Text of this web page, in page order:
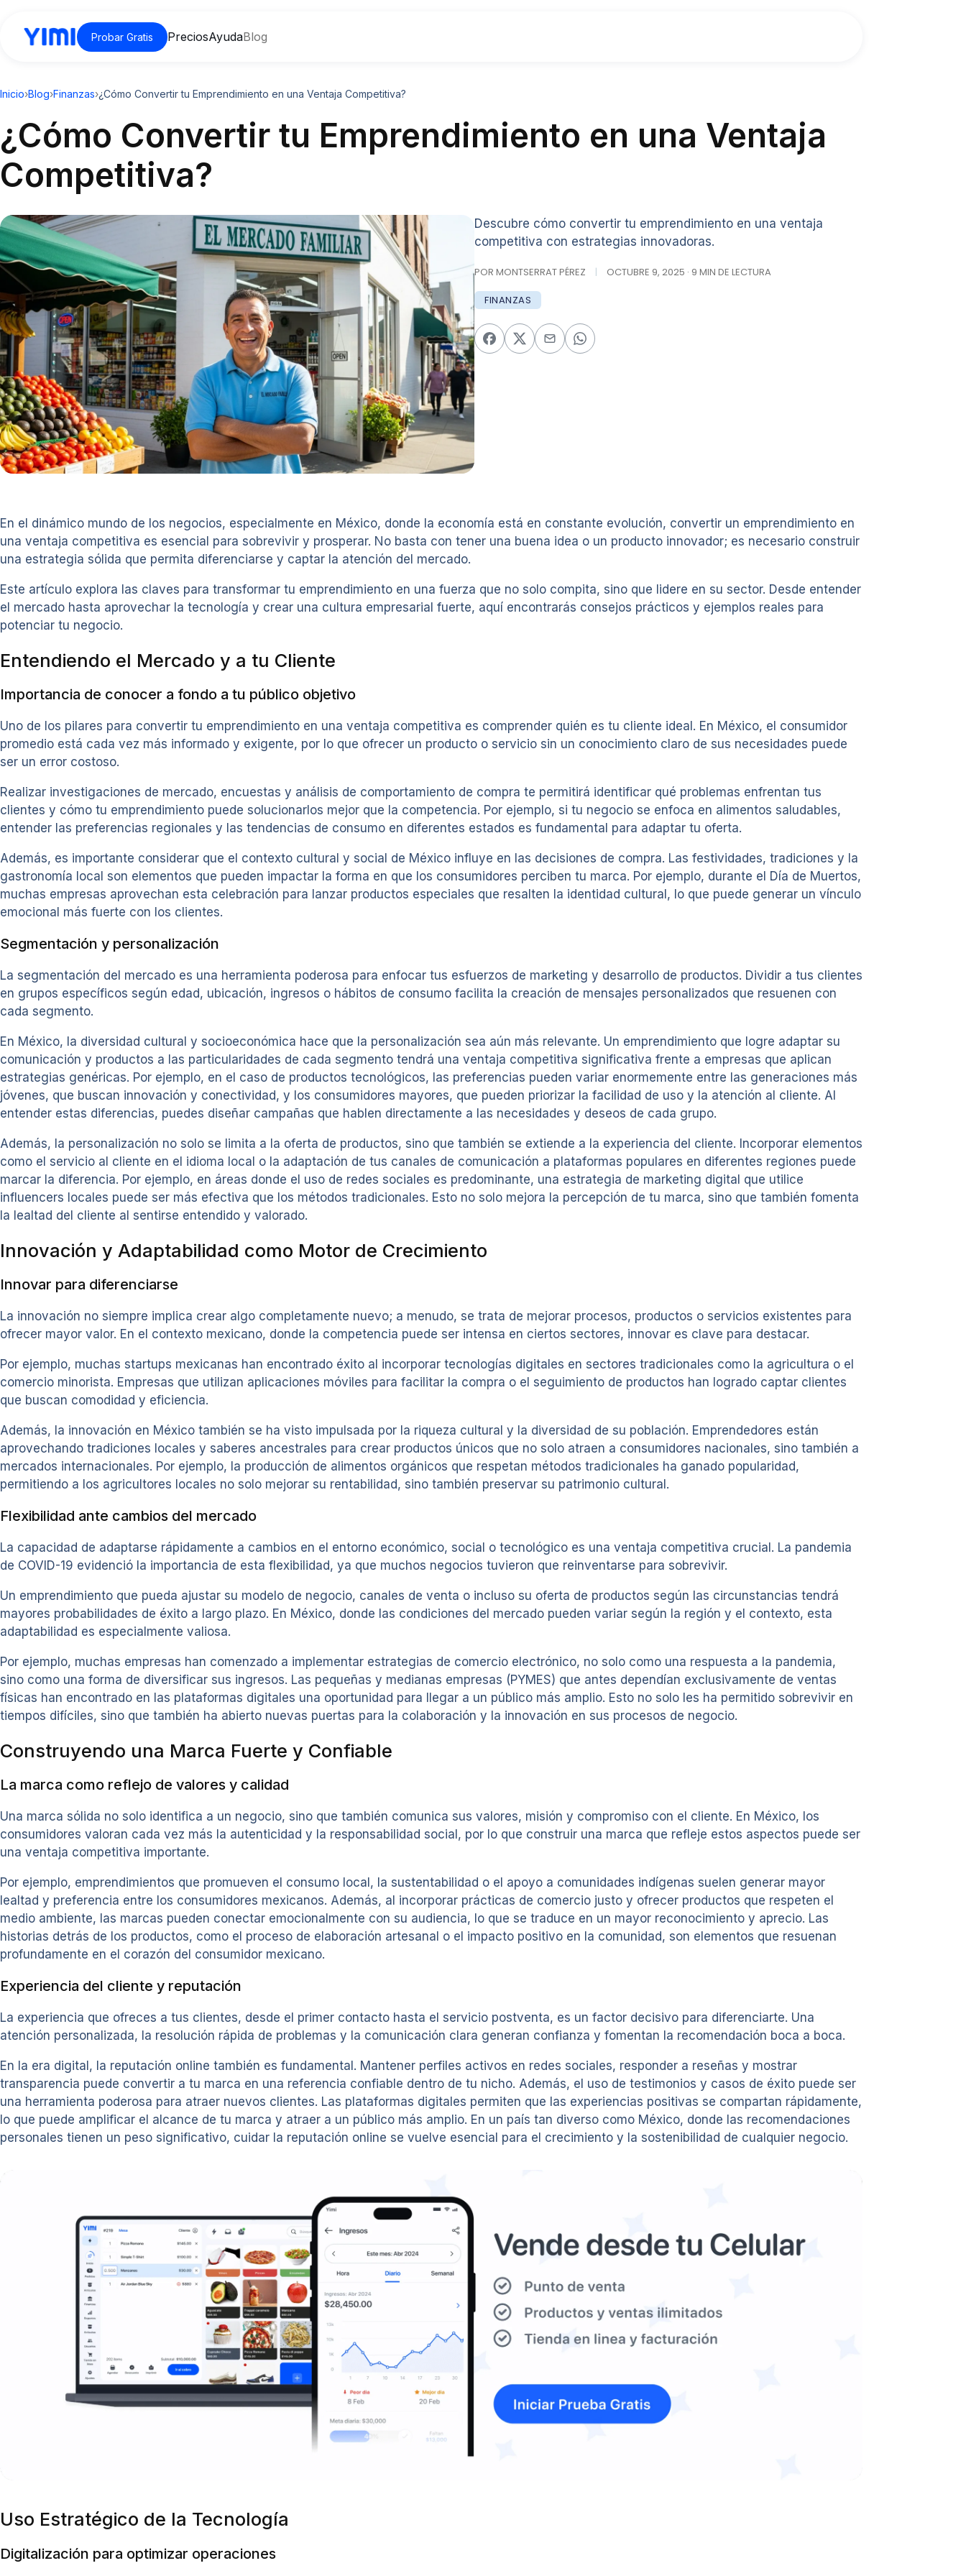
Probar Gratis PreciosAyudaBlog
Inicio›Blog›Finanzas›¿Cómo Convertir tu Emprendimiento en una Ventaja Competitiva?
¿Cómo Convertir tu Emprendimiento en una Ventaja
Competitiva?
Descubre cómo convertir tu emprendimiento en una ventaja
competitiva con estrategias innovadoras.
POR MONTSERRAT PÉREZ | OCTUBRE 9, 2025 · 9 MIN DE LECTURA
FINANZAS
En el dinámico mundo de los negocios, especialmente en México, donde la economía está en constante evolución, convertir un emprendimiento en
una ventaja competitiva es esencial para sobrevivir y prosperar. No basta con tener una buena idea o un producto innovador; es necesario construir
una estrategia sólida que permita diferenciarse y captar la atención del mercado.
Este artículo explora las claves para transformar tu emprendimiento en una fuerza que no solo compita, sino que lidere en su sector. Desde entender
el mercado hasta aprovechar la tecnología y crear una cultura empresarial fuerte, aquí encontrarás consejos prácticos y ejemplos reales para
potenciar tu negocio.
Entendiendo el Mercado y a tu Cliente
Importancia de conocer a fondo a tu público objetivo
Uno de los pilares para convertir tu emprendimiento en una ventaja competitiva es comprender quién es tu cliente ideal. En México, el consumidor
promedio está cada vez más informado y exigente, por lo que ofrecer un producto o servicio sin un conocimiento claro de sus necesidades puede
ser un error costoso.
Realizar investigaciones de mercado, encuestas y análisis de comportamiento de compra te permitirá identificar qué problemas enfrentan tus
clientes y cómo tu emprendimiento puede solucionarlos mejor que la competencia. Por ejemplo, si tu negocio se enfoca en alimentos saludables,
entender las preferencias regionales y las tendencias de consumo en diferentes estados es fundamental para adaptar tu oferta.
Además, es importante considerar que el contexto cultural y social de México influye en las decisiones de compra. Las festividades, tradiciones y la
gastronomía local son elementos que pueden impactar la forma en que los consumidores perciben tu marca. Por ejemplo, durante el Día de Muertos,
muchas empresas aprovechan esta celebración para lanzar productos especiales que resalten la identidad cultural, lo que puede generar un vínculo
emocional más fuerte con los clientes.
Segmentación y personalización
La segmentación del mercado es una herramienta poderosa para enfocar tus esfuerzos de marketing y desarrollo de productos. Dividir a tus clientes
en grupos específicos según edad, ubicación, ingresos o hábitos de consumo facilita la creación de mensajes personalizados que resuenen con
cada segmento.
En México, la diversidad cultural y socioeconómica hace que la personalización sea aún más relevante. Un emprendimiento que logre adaptar su
comunicación y productos a las particularidades de cada segmento tendrá una ventaja competitiva significativa frente a empresas que aplican
estrategias genéricas. Por ejemplo, en el caso de productos tecnológicos, las preferencias pueden variar enormemente entre las generaciones más
jóvenes, que buscan innovación y conectividad, y los consumidores mayores, que pueden priorizar la facilidad de uso y la atención al cliente. Al
entender estas diferencias, puedes diseñar campañas que hablen directamente a las necesidades y deseos de cada grupo.
Además, la personalización no solo se limita a la oferta de productos, sino que también se extiende a la experiencia del cliente. Incorporar elementos
como el servicio al cliente en el idioma local o la adaptación de tus canales de comunicación a plataformas populares en diferentes regiones puede
marcar la diferencia. Por ejemplo, en áreas donde el uso de redes sociales es predominante, una estrategia de marketing digital que utilice
influencers locales puede ser más efectiva que los métodos tradicionales. Esto no solo mejora la percepción de tu marca, sino que también fomenta
la lealtad del cliente al sentirse entendido y valorado.
Innovación y Adaptabilidad como Motor de Crecimiento
Innovar para diferenciarse
La innovación no siempre implica crear algo completamente nuevo; a menudo, se trata de mejorar procesos, productos o servicios existentes para
ofrecer mayor valor. En el contexto mexicano, donde la competencia puede ser intensa en ciertos sectores, innovar es clave para destacar.
Por ejemplo, muchas startups mexicanas han encontrado éxito al incorporar tecnologías digitales en sectores tradicionales como la agricultura o el
comercio minorista. Empresas que utilizan aplicaciones móviles para facilitar la compra o el seguimiento de productos han logrado captar clientes
que buscan comodidad y eficiencia.
Además, la innovación en México también se ha visto impulsada por la riqueza cultural y la diversidad de su población. Emprendedores están
aprovechando tradiciones locales y saberes ancestrales para crear productos únicos que no solo atraen a consumidores nacionales, sino también a
mercados internacionales. Por ejemplo, la producción de alimentos orgánicos que respetan métodos tradicionales ha ganado popularidad,
permitiendo a los agricultores locales no solo mejorar su rentabilidad, sino también preservar su patrimonio cultural.
Flexibilidad ante cambios del mercado
La capacidad de adaptarse rápidamente a cambios en el entorno económico, social o tecnológico es una ventaja competitiva crucial. La pandemia
de COVID-19 evidenció la importancia de esta flexibilidad, ya que muchos negocios tuvieron que reinventarse para sobrevivir.
Un emprendimiento que pueda ajustar su modelo de negocio, canales de venta o incluso su oferta de productos según las circunstancias tendrá
mayores probabilidades de éxito a largo plazo. En México, donde las condiciones del mercado pueden variar según la región y el contexto, esta
adaptabilidad es especialmente valiosa.
Por ejemplo, muchas empresas han comenzado a implementar estrategias de comercio electrónico, no solo como una respuesta a la pandemia,
sino como una forma de diversificar sus ingresos. Las pequeñas y medianas empresas (PYMES) que antes dependían exclusivamente de ventas
físicas han encontrado en las plataformas digitales una oportunidad para llegar a un público más amplio. Esto no solo les ha permitido sobrevivir en
tiempos difíciles, sino que también ha abierto nuevas puertas para la colaboración y la innovación en sus procesos de negocio.
Construyendo una Marca Fuerte y Confiable
La marca como reflejo de valores y calidad
Una marca sólida no solo identifica a un negocio, sino que también comunica sus valores, misión y compromiso con el cliente. En México, los
consumidores valoran cada vez más la autenticidad y la responsabilidad social, por lo que construir una marca que refleje estos aspectos puede ser
una ventaja competitiva importante.
Por ejemplo, emprendimientos que promueven el consumo local, la sustentabilidad o el apoyo a comunidades indígenas suelen generar mayor
lealtad y preferencia entre los consumidores mexicanos. Además, al incorporar prácticas de comercio justo y ofrecer productos que respeten el
medio ambiente, las marcas pueden conectar emocionalmente con su audiencia, lo que se traduce en un mayor reconocimiento y aprecio. Las
historias detrás de los productos, como el proceso de elaboración artesanal o el impacto positivo en la comunidad, son elementos que resuenan
profundamente en el corazón del consumidor mexicano.
Experiencia del cliente y reputación
La experiencia que ofreces a tus clientes, desde el primer contacto hasta el servicio postventa, es un factor decisivo para diferenciarte. Una
atención personalizada, la resolución rápida de problemas y la comunicación clara generan confianza y fomentan la recomendación boca a boca.
En la era digital, la reputación online también es fundamental. Mantener perfiles activos en redes sociales, responder a reseñas y mostrar
transparencia puede convertir a tu marca en una referencia confiable dentro de tu nicho. Además, el uso de testimonios y casos de éxito puede ser
una herramienta poderosa para atraer nuevos clientes. Las plataformas digitales permiten que las experiencias positivas se compartan rápidamente,
lo que puede amplificar el alcance de tu marca y atraer a un público más amplio. En un país tan diverso como México, donde las recomendaciones
personales tienen un peso significativo, cuidar la reputación online se vuelve esencial para el crecimiento y la sostenibilidad de cualquier negocio.
Uso Estratégico de la Tecnología
Digitalización para optimizar operaciones